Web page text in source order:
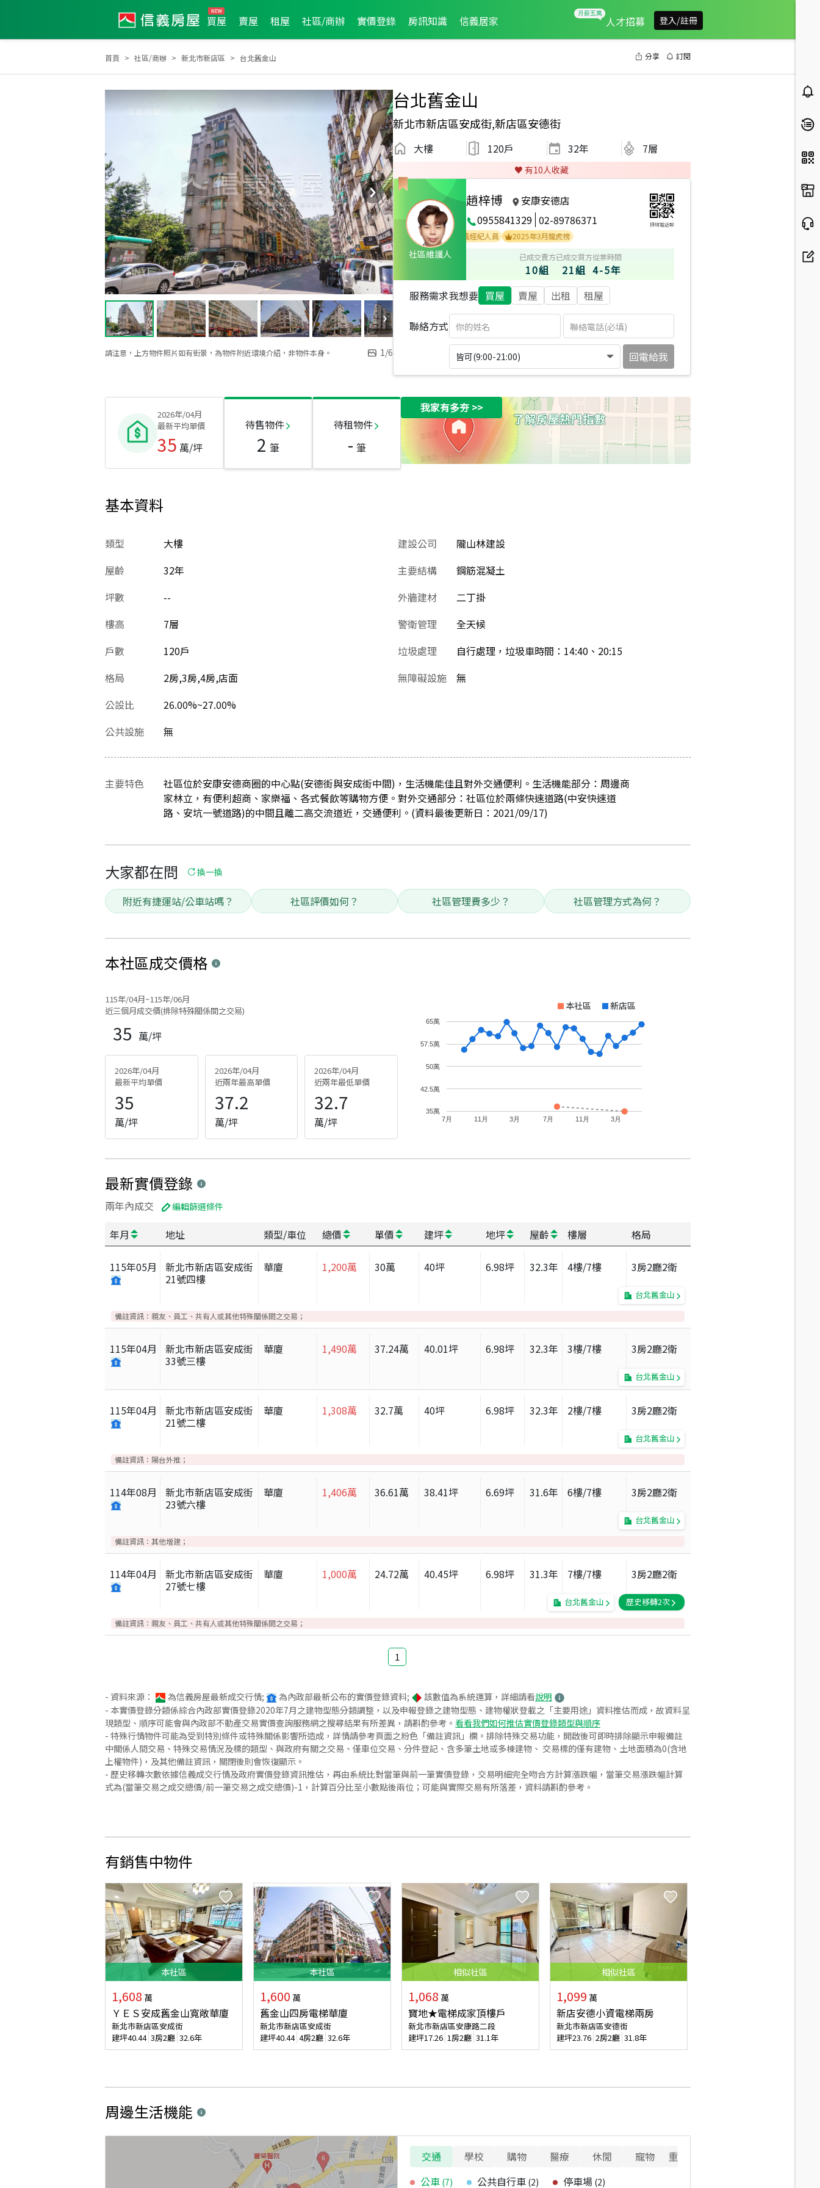
買屋 賣屋 租屋 社區/商辦 實價登錄 房訊知識 信義居家 人才招募 登入/註冊
首頁 社區/商辦 新北市新店區 台北舊金山 分享 訂閱
請注意，上方物件照片如有街景，為物件附近環境介紹，非物件本身。 1/6
台北舊金山
新北市新店區安成街,新店區安德街
大樓 120戶 32年 7層
♥️ 有10人收藏
社區維護人
趙梓博
安康安德店
0955841329 02-89786371 掃碼電話聊
2025年1月區業績TOP3 2025年1月區成件TOP3 2024年10月區成件TOP2 2025年1月業績破百萬經紀人員
2025年3月龍虎榜
已成交賣方
10組
已成交買方
21組
從業時間
4-5年
服務需求我想要 買屋 賣屋 出租 租屋
聯絡方式
皆可(9:00-21:00) 回電給我
2026年/04月
最新平均單價
35 萬/坪
待售物件
2 筆
待租物件
- 筆
我家有多夯>>
基本資料
類型
大樓
屋齡
32年
坪數
--
樓高
7層
戶數
120戶
格局
2房,3房,4房,店面
公設比
26.00%~27.00%
建設公司
隴山林建設
主要結構
鋼筋混凝土
外牆建材
二丁掛
警衛管理
全天候
垃圾處理
自行處理，垃圾車時間：14:40、20:15
無障礙設施
無
公共設施 無
主要特色
社區位於安康安德商圈的中心點(安德街與安成街中間)，生活機能佳且對外交通便利。生活機能部分：周邊商
家林立，有便利超商、家樂福、各式餐飲等購物方便。對外交通部分：社區位於兩條快速道路(中安快速道
路、安坑一號道路)的中間且離二高交流道近，交通便利。(資料最後更新日：2021/09/17)
大家都在問 換一換
附近有捷運站/公車站嗎？ 社區評價如何？ 社區管理費多少？ 社區管理方式為何？
本社區成交價格
115年/04月~115年/06月
近三個月成交價(排除特殊關係間之交易)
35 萬/坪
2026年/04月
最新平均單價
35
萬/坪
2026年/04月
近兩年最高單價
37.2
萬/坪
2026年/04月
近兩年最低單價
32.7
萬/坪
本社區 新店區
7月 11月 3月 7月 11月 3月
35萬
42.5萬
50萬
57.5萬
65萬
最新實價登錄
兩年內成交 編輯篩選條件
年月 地址 類型/車位 總價 單價 建坪 地坪 屋齡 樓層 格局
115年05月
新北市新店區安成街
21號四樓
華廈 1,200萬 30萬 40坪 6.98坪 32.3年 4樓/7樓 3房2廳2衛
台北舊金山
備註資訊： 親友、員工、共有人或其他特殊關係間之交易；
115年04月
新北市新店區安成街
33號三樓
華廈 1,490萬 37.24萬 40.01坪 6.98坪 32.3年 3樓/7樓 3房2廳2衛
台北舊金山
115年04月
新北市新店區安成街
21號二樓
華廈 1,308萬 32.7萬 40坪 6.98坪 32.3年 2樓/7樓 3房2廳2衛
台北舊金山
備註資訊： 陽台外推；
114年08月
新北市新店區安成街
23號六樓
華廈 1,406萬 36.61萬 38.41坪 6.69坪 31.6年 6樓/7樓 3房2廳2衛
台北舊金山
備註資訊： 其他增建；
114年04月
新北市新店區安成街
27號七樓
華廈 1,000萬 24.72萬 40.45坪 6.98坪 31.3年 7樓/7樓 3房2廳2衛
台北舊金山 歷史移轉2次
備註資訊： 親友、員工、共有人或其他特殊關係間之交易；
1
- 資料來源： 為信義房屋最新成交行情; 為內政部最新公布的實價登錄資料; 該數值為系統運算，詳細請看說明
- 本實價登錄分類係綜合內政部實價登錄2020年7月之建物型態分類調整，以及申報登錄之建物型態、建物權狀登載之「主要用途」資料推估而成，故資料呈
現類型、順序可能會與內政部不動產交易實價查詢服務網之搜尋結果有所差異，請斟酌參考。 看看我們如何推估實價登錄類型與順序
- 特殊行情物件可能為受到特別條件或特殊關係影響所造成，詳情請參考頁面之粉色「備註資訊」欄。排除特殊交易功能，開啟後可即時排除顯示申報備註
中關係人間交易、特殊交易情況及標的類型、與政府有關之交易、僅車位交易、分件登記、含多筆土地或多棟建物、 交易標的僅有建物、土地面積為0(含地
上權物件)，及其他備註資訊，關閉後則會恢復顯示。
- 歷史移轉次數依據信義成交行情及政府實價登錄資訊推估，再由系統比對當筆與前一筆實價登錄，交易明細完全吻合方計算漲跌幅，當筆交易漲跌幅計算
式為(當筆交易之成交總價/前一筆交易之成交總價)-1，計算百分比至小數點後兩位；可能與實際交易有所落差，資料請斟酌參考。
有銷售中物件
本社區
1,608 萬
ＹＥＳ安成舊金山寬敞華廈
新北市新店區安成街
建坪40.44 3房2廳 32.6年
本社區
1,600 萬
舊金山四房電梯華廈
新北市新店區安成街
建坪40.44 4房2廳 32.6年
相似社區
1,068 萬
寶地★電梯成家頂樓戶
新北市新店區安康路二段
建坪17.26 1房2廳 31.1年
相似社區
1,099 萬
新店安德小資電梯兩房
新北市新店區安德街
建坪23.76 2房2廳 31.8年
周邊生活機能
交通 學校 購物 醫療 休閒 寵物
重要設施
公車 (7) 公共自行車 (2) 停車場 (2)